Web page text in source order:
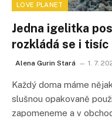
LOVE PLANET
Jedna igelitka
rozkládá se i tisíc
Alena Gurin Stará 1. 7.
Každý doma máme
slušnou opakovaně
zapomeneme a v